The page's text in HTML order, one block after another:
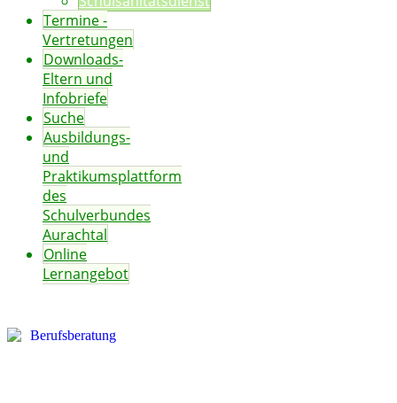
Termine -
Vertretungen
Downloads-
Eltern und
Infobriefe
Suche
Ausbildungs-
und
Praktikumsplattform
des
Schulverbundes
Aurachtal
Online
Lernangebot